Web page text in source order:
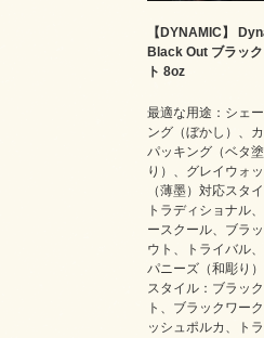
【DYNAMIC】
Black Out ブラッ
ト 8oz
最適な用途：シェ
ング（ぼかし）、
パッキング（ベタ塗
り）、グレイウォ
（薄墨）対応スタ
トラディショナル
ースクール、ブラ
ウト、トライバル
パニーズ（和彫り
スタイル：ブラッ
ト、ブラックワー
ッシュポルカ、ト